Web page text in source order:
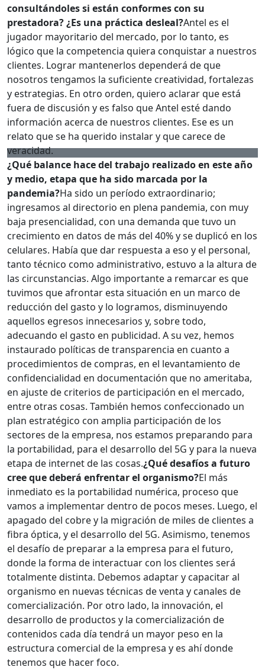
consultándoles si están conformes con su
prestadora? ¿Es una práctica desleal?Antel es el
jugador mayoritario del mercado, por lo tanto, es
lógico que la competencia quiera conquistar a nuestros
clientes. Lograr mantenerlos dependerá de que
nosotros tengamos la suficiente creatividad, fortalezas
y estrategias. En otro orden, quiero aclarar que está
fuera de discusión y es falso que Antel esté dando
información acerca de nuestros clientes. Ese es un
relato que se ha querido instalar y que carece de
veracidad.
¿Qué balance hace del trabajo realizado en este año
y medio, etapa que ha sido marcada por la
pandemia?Ha sido un período extraordinario;
ingresamos al directorio en plena pandemia, con muy
baja presencialidad, con una demanda que tuvo un
crecimiento en datos de más del 40% y se duplicó en los
celulares. Había que dar respuesta a eso y el personal,
tanto técnico como administrativo, estuvo a la altura de
las circunstancias. Algo importante a remarcar es que
tuvimos que afrontar esta situación en un marco de
reducción del gasto y lo logramos, disminuyendo
aquellos egresos innecesarios y, sobre todo,
adecuando el gasto en publicidad. A su vez, hemos
instaurado políticas de transparencia en cuanto a
procedimientos de compras, en el levantamiento de
confidencialidad en documentación que no ameritaba,
en ajuste de criterios de participación en el mercado,
entre otras cosas. También hemos confeccionado un
plan estratégico con amplia participación de los
sectores de la empresa, nos estamos preparando para
la portabilidad, para el desarrollo del 5G y para la nueva
etapa de internet de las cosas.¿Qué desafíos a futuro
cree que deberá enfrentar el organismo?El más
inmediato es la portabilidad numérica, proceso que
vamos a implementar dentro de pocos meses. Luego, el
apagado del cobre y la migración de miles de clientes a
fibra óptica, y el desarrollo del 5G. Asimismo, tenemos
el desafío de preparar a la empresa para el futuro,
donde la forma de interactuar con los clientes será
totalmente distinta. Debemos adaptar y capacitar al
organismo en nuevas técnicas de venta y canales de
comercialización. Por otro lado, la innovación, el
desarrollo de productos y la comercialización de
contenidos cada día tendrá un mayor peso en la
estructura comercial de la empresa y es ahí donde
tenemos que hacer foco.